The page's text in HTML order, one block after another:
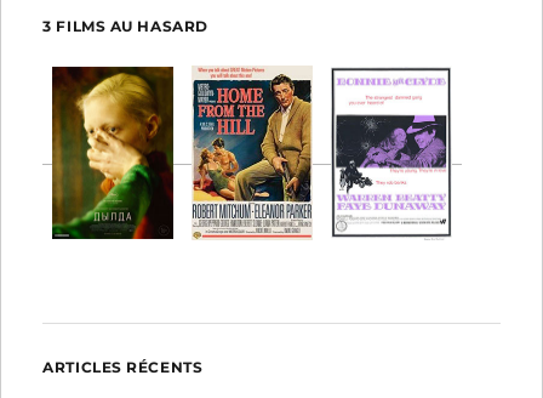
3 FILMS AU HASARD
ARTICLES RÉCENTS